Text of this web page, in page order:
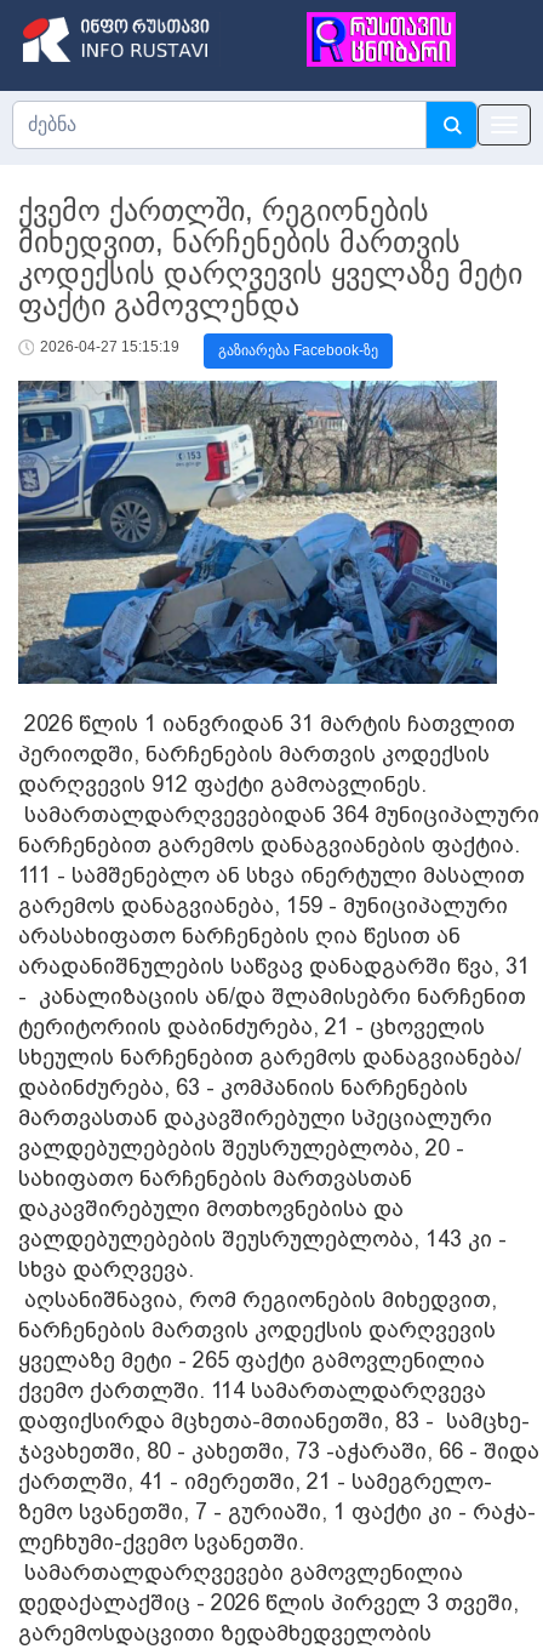
ქვემო ქართლში, რეგიონების
მიხედვით, ნარჩენების მართვის
კოდექსის დარღვევის ყველაზე მეტი
ფაქტი გამოვლენდა
2026-04-27 15:15:19 გაზიარება Facebook-ზე
2026 წლის 1 იანვრიდან 31 მარტის ჩათვლით
პერიოდში, ნარჩენების მართვის კოდექსის
დარღვევის 912 ფაქტი გამოავლინეს.
სამართალდარღვევებიდან 364 მუნიციპალური
ნარჩენებით გარემოს დანაგვიანების ფაქტია.
111 - სამშენებლო ან სხვა ინერტული მასალით
გარემოს დანაგვიანება, 159 - მუნიციპალური
არასახიფათო ნარჩენების ღია წესით ან
არადანიშნულების საწვავ დანადგარში წვა, 31
- კანალიზაციის ან/და შლამისებრი ნარჩენით
ტერიტორიის დაბინძურება, 21 - ცხოველის
სხეულის ნარჩენებით გარემოს დანაგვიანება/
დაბინძურება, 63 - კომპანიის ნარჩენების
მართვასთან დაკავშირებული სპეციალური
ვალდებულებების შეუსრულებლობა, 20 -
სახიფათო ნარჩენების მართვასთან
დაკავშირებული მოთხოვნებისა და
ვალდებულებების შეუსრულებლობა, 143 კი -
სხვა დარღვევა.
აღსანიშნავია, რომ რეგიონების მიხედვით,
ნარჩენების მართვის კოდექსის დარღვევის
ყველაზე მეტი - 265 ფაქტი გამოვლენილია
ქვემო ქართლში. 114 სამართალდარღვევა
დაფიქსირდა მცხეთა-მთიანეთში, 83 - სამცხე-
ჯავახეთში, 80 - კახეთში, 73 -აჭარაში, 66 - შიდა
ქართლში, 41 - იმერეთში, 21 - სამეგრელო-
ზემო სვანეთში, 7 - გურიაში, 1 ფაქტი კი - რაჭა-
ლეჩხუმი-ქვემო სვანეთში.
სამართალდარღვევები გამოვლენილია
დედაქალაქშიც - 2026 წლის პირველ 3 თვეში,
გარემოსდაცვითი ზედამხედველობის